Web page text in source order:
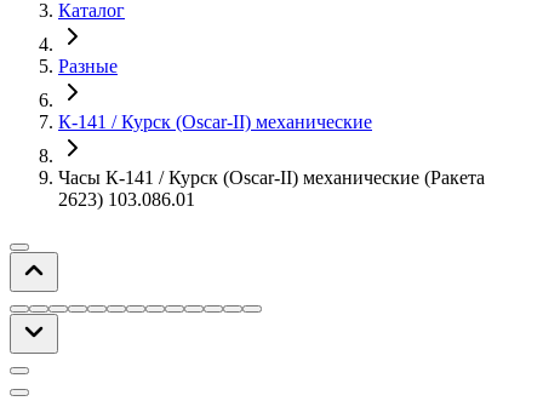
Каталог
Разные
К-141 / Курск (Oscar-II) механические
Часы К-141 / Курск (Oscar-II) механические (Ракета
2623) 103.086.01